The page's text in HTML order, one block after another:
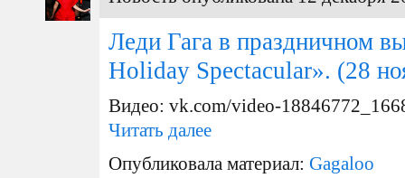
Леди Гага в праздничном
Holiday Spectacular». (28
Видео: vk.com/video-
Читать далее
Опубликовала материал: Gagaloo